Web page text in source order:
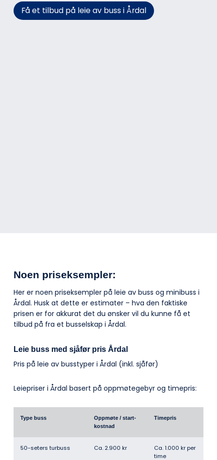
Få et tilbud på leie av buss i Årdal
Noen priseksempler:
Her er noen priseksempler på leie av buss og minibuss i
Årdal. Husk at dette er estimater – hva den faktiske
prisen er for akkurat det du ønsker vil du kunne få et
tilbud på fra et busselskap i Årdal.
Leie buss med sjåfør pris Årdal
Pris på leie av busstyper i Årdal (inkl. sjåfør)
Leiepriser i Årdal basert på oppmøtegebyr og timepris:
Type buss
Oppmøte / start­
kostnad
Timepris
50-seters turbuss Ca. 2.900 kr
Ca. 1.000 kr per
time